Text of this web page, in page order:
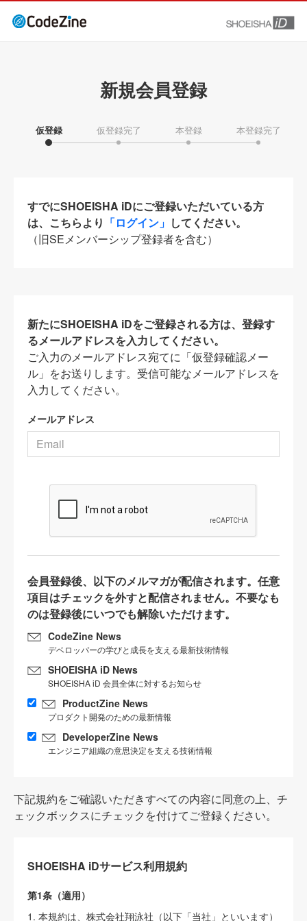
新規会員登録
仮登録 仮登録完了 本登録 本登録完了
すでにSHOEISHA iDにご登録いただいている方
は、こちらより 「ログイン」 してください。
（旧SEメンバーシップ登録者を含む）
新たにSHOEISHA iDをご登録される方は、登録す
るメールアドレスを入力してください。
ご入力のメールアドレス宛てに「仮登録確認メー
ル」をお送りします。受信可能なメールアドレスを
入力してください。
メールアドレス
会員登録後、以下のメルマガが配信されます。任意
項目はチェックを外すと配信されません。不要なも
のは登録後にいつでも解除いただけます。
CodeZine News
デベロッパーの学びと成長を支える最新技術情報
SHOEISHA iD News
SHOEISHA iD 会員全体に対するお知らせ
ProductZine News
プロダクト開発のための最新情報
DeveloperZine News
エンジニア組織の意思決定を支える技術情報
下記規約をご確認いただきすべての内容に同意の上、チ
ェックボックスにチェックを付けてご登録ください。
SHOEISHA iDサービス利用規約
第1条（適用）
1. 本規約は、株式会社翔泳社（以下「当社」といいます）